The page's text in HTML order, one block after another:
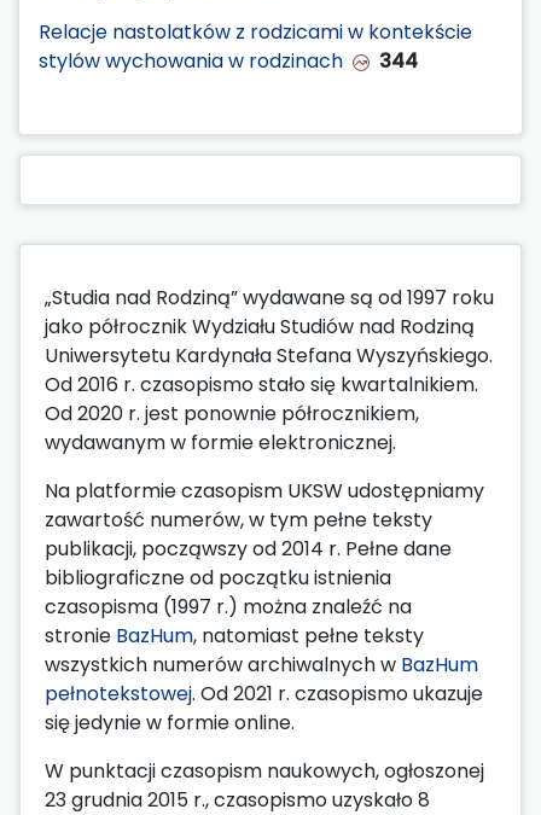
Relacje nastolatków z rodzicami w kontekście
stylów wychowania w rodzinach
344
„Studia nad Rodziną” wydawane są od 1997 roku
jako półrocznik Wydziału Studiów nad Rodziną
Uniwersytetu Kardynała Stefana Wyszyńskiego.
Od 2016 r. czasopismo stało się kwartalnikiem.
Od 2020 r. jest ponownie półrocznikiem,
wydawanym w formie elektronicznej.
Na platformie czasopism UKSW udostępniamy
zawartość numerów, w tym pełne teksty
publikacji, począwszy od 2014 r. Pełne dane
bibliograficzne od początku istnienia
czasopisma (1997 r.) można znaleźć na
stronie BazHum, natomiast pełne teksty
wszystkich numerów archiwalnych w BazHum
pełnotekstowej. Od 2021 r. czasopismo ukazuje
się jedynie w formie online.
W punktacji czasopism naukowych, ogłoszonej
23 grudnia 2015 r., czasopismo uzyskało 8